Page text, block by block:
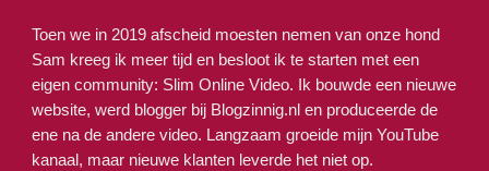
Toen we in 2019 afscheid moesten nemen van onze hond
Sam kreeg ik meer tijd en besloot ik te starten met een
eigen community: Slim Online Video. Ik bouwde een nieuwe
website, werd blogger bij Blogzinnig.nl en produceerde de
ene na de andere video. Langzaam groeide mijn YouTube
kanaal, maar nieuwe klanten leverde het niet op.